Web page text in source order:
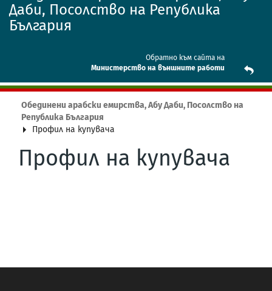
Даби, Посолство на Република
България
Обратно към сайта на
Mинистерство на външните работи
Обединени арабски емирства, Абу Даби, Посолство на
Република България
Профил на купувача
Профил на купувача